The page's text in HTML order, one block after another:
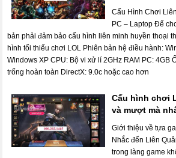
Cấu Hình Chơi
PC – Laptop Để
bản phải đảm bảo cấu hình liên minh huyền thoại
hình tối thiểu chơi LOL Phiên bản hệ điều hành:
Windows XP CPU: Bộ vi xử lí 2GHz RAM PC: 4GB
trống hoàn toàn DirectX: 9.0c hoặc cao hơn
Cấu hình chơi
và mượt mà
Giới thiệu về tựa
Nhắc đến Liên
trong làng game